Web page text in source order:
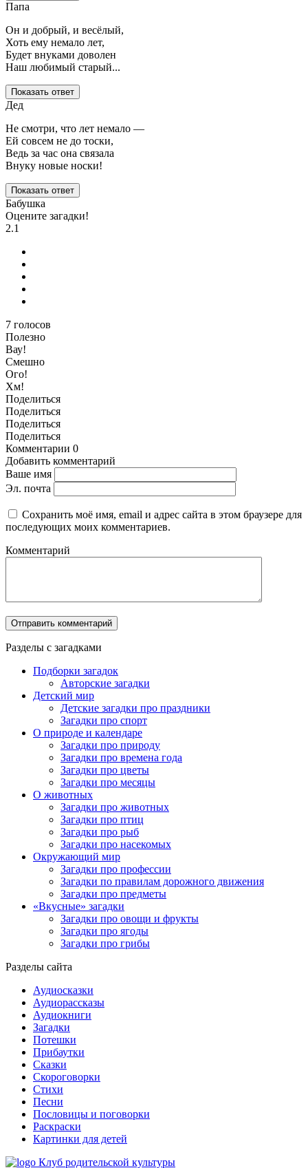
Папа
Он и добрый, и весёлый,
Хоть ему немало лет,
Будет внуками доволен
Наш любимый старый...
Показать ответ
Дед
Не смотри, что лет немало —
Ей совсем не до тоски,
Ведь за час она связала
Внуку новые носки!
Показать ответ
Бабушка
Оцените загадки!
2.1
7 голосов
Полезно
Вау!
Смешно
Ого!
Хм!
Поделиться
Поделиться
Поделиться
Поделиться
Комментарии 0
Добавить комментарий
Ваше имя
Эл. почта
Сохранить моё имя, email и адрес сайта в этом браузере для
последующих моих комментариев.
Комментарий
Разделы с загадками
Подборки загадок
Авторские загадки
Детский мир
Детские загадки про праздники
Загадки про спорт
О природе и календаре
Загадки про природу
Загадки про времена года
Загадки про цветы
Загадки про месяцы
О животных
Загадки про животных
Загадки про птиц
Загадки про рыб
Загадки про насекомых
Окружающий мир
Загадки про профессии
Загадки по правилам дорожного движения
Загадки про предметы
«Вкусные» загадки
Загадки про овощи и фрукты
Загадки про ягоды
Загадки про грибы
Разделы сайта
Аудиосказки
Аудиорассказы
Аудиокниги
Загадки
Потешки
Прибаутки
Сказки
Скороговорки
Стихи
Песни
Пословицы и поговорки
Раскраски
Картинки для детей
Клуб родительской культуры